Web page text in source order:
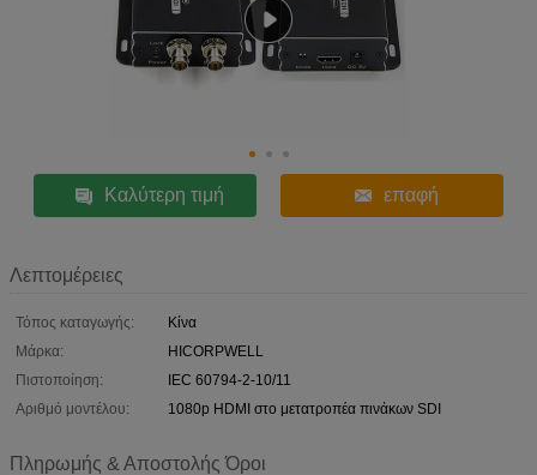
Καλύτερη τιμή επαφή
Λεπτομέρειες
Τόπος καταγωγής:
Κίνα
Μάρκα:
HICORPWELL
Πιστοποίηση:
IEC 60794-2-10/11
Αριθμό μοντέλου:
1080p HDMI στο μετατροπέα πινάκων SDI
Πληρωμής & Αποστολής Όροι